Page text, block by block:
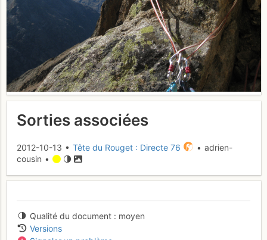
Sorties associées
2012-10-13 • Tête du Rouget : Directe 76
• adrien-
cousin •
Qualité du document
moyen
Versions